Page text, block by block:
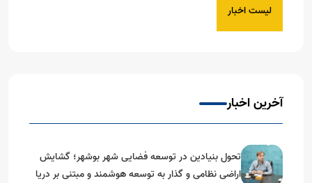
لیست اخبار
آخرین اخبار
تحول بنیادین در توسعه فضایی شهر بوشهر؛ گشایش
اراضی نظامی و گذار به توسعه هوشمند و مبتنی بر دریا